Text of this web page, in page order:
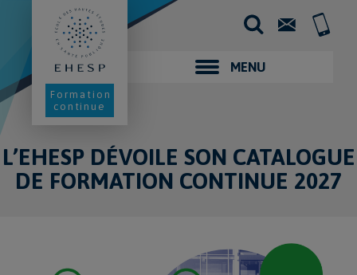
MENU
Contact+33
(0)2
Formation
continue
L’EHESP DÉVOILE SON CATALOGUE
DE FORMATION CONTINUE 2027